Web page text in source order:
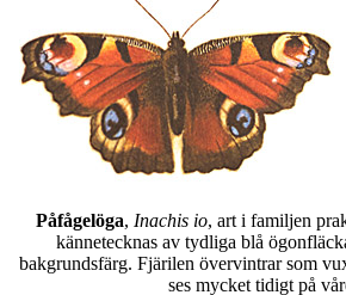
Påfågelöga, Inachis io, art i familjen
kännetecknas av tydliga blå
bakgrundsfärg. Fjärilen övervintrar som
ses mycket tidigt på